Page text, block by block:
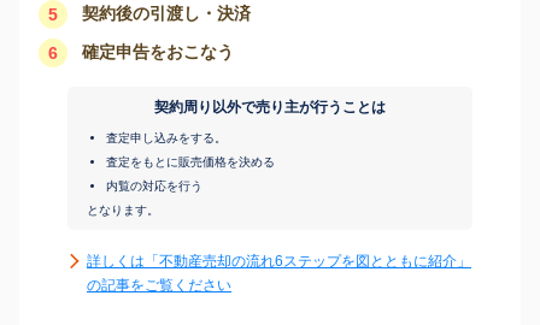
5 契約後の引渡し・決済
6 確定申告をおこなう
契約周り以外で売り主が行うことは
査定申し込みをする。
査定をもとに販売価格を決める
内覧の対応を行う
となります。
詳しくは「不動産売却の流れ6ステップを図とともに紹介」
の記事をご覧ください